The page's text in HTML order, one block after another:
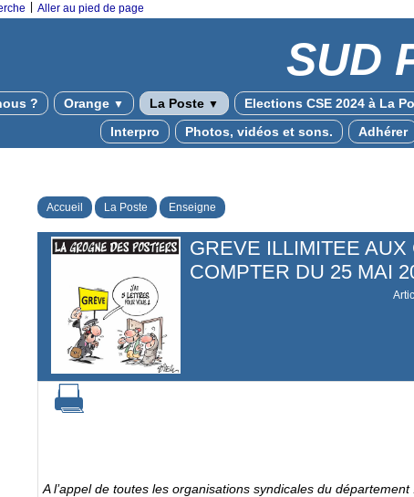
Aller au pied de page
SUD
? Orange ▼ La Poste ▼ Elections CSE 2024 à La
Interpro Photos, vidéos et sons. Adhérer
Accueil La Poste Enseigne
GREVE ILLIMITEE AUX
COMPTER DU 25 MAI
A l’appel de toutes les organisations syndicales du département